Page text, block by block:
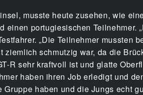
musste heute zusehen, wie
portugiesischen Teilnehmer.
„Die Teilnehmer mussten
schmutzig war, da die
R sehr kraftvoll ist und glatte
haben ihren Job erledigt und
haben und die Jungs echt